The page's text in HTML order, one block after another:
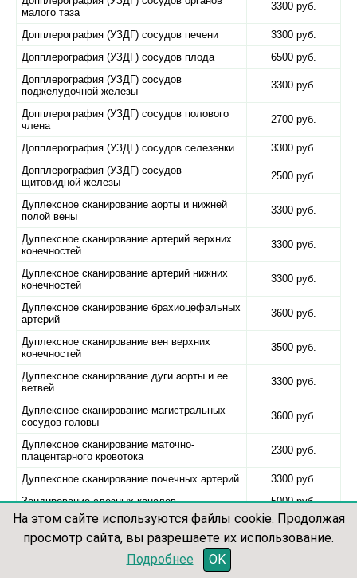
малого таза
3300 руб.
Допплерография (УЗДГ) сосудов печени
3300 руб.
Допплерография (УЗДГ) сосудов плода
6500 руб.
Допплерография (УЗДГ) сосудов
поджелудочной железы
3300 руб.
Допплерография (УЗДГ) сосудов полового
члена
2700 руб.
Допплерография (УЗДГ) сосудов селезенки
3300 руб.
Допплерография (УЗДГ) сосудов
щитовидной железы
2500 руб.
Дуплексное сканирование аорты и нижней
полой вены
3300 руб.
Дуплексное сканирование артерий верхних
конечностей
3300 руб.
Дуплексное сканирование артерий нижних
конечностей
3300 руб.
Дуплексное сканирование брахиоцефальных
артерий
3600 руб.
Дуплексное сканирование вен верхних
конечностей
3500 руб.
Дуплексное сканирование дуги аорты и ее
ветвей
3300 руб.
Дуплексное сканирование магистральных
сосудов головы
3600 руб.
Дуплексное сканирование маточно-
плацентарного кровотока
2300 руб.
Дуплексное сканирование почечных артерий
3300 руб.
Зондирование слезных каналов
5000 руб.
Имплантация зубов
63500 руб.
Имплантация зубов «под ключ»
63500 руб.
записаться по телефону
На этом сайте используются файлы cookie. Продолжая
просмотр сайта, вы разрешаете их использование.
Подробнее
OK